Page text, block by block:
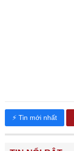
⚡ Tin mới nhất